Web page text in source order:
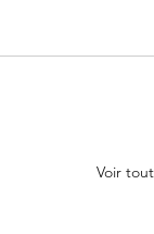
Voir tout